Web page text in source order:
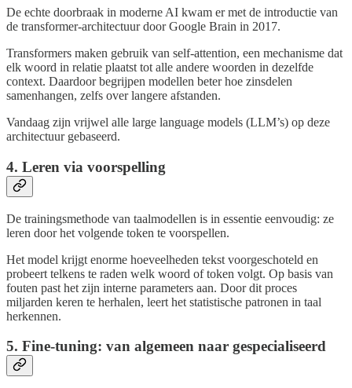
De echte doorbraak in moderne AI kwam er met de introductie van
de transformer-architectuur door Google Brain in 2017.
Transformers maken gebruik van self-attention, een mechanisme dat
elk woord in relatie plaatst tot alle andere woorden in dezelfde
context. Daardoor begrijpen modellen beter hoe zinsdelen
samenhangen, zelfs over langere afstanden.
Vandaag zijn vrijwel alle large language models (LLM’s) op deze
architectuur gebaseerd.
4. Leren via voorspelling
De trainingsmethode van taalmodellen is in essentie eenvoudig: ze
leren door het volgende token te voorspellen.
Het model krijgt enorme hoeveelheden tekst voorgeschoteld en
probeert telkens te raden welk woord of token volgt. Op basis van
fouten past het zijn interne parameters aan. Door dit proces
miljarden keren te herhalen, leert het statistische patronen in taal
herkennen.
5. Fine-tuning: van algemeen naar gespecialiseerd